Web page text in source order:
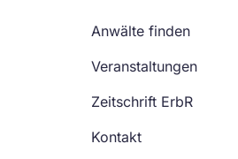
Anwälte finden
Veranstaltungen
Zeitschrift ErbR
Kontakt